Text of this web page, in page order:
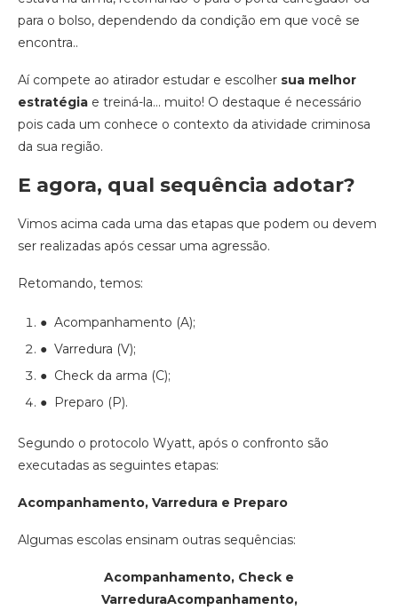
para o bolso, dependendo da condição em que você se
encontra..
Aí compete ao atirador estudar e escolher ​ sua melhor
estratégia ​ e treiná-la… muito! O destaque é necessário
pois cada um conhece o contexto da atividade criminosa
da sua região.
E agora, qual sequência adotar?
Vimos acima cada uma das etapas que podem ou devem
ser realizadas após cessar uma agressão.
Retomando, temos:
● Acompanhamento (A);
● Varredura (V);
● Check da arma (C);
● Preparo (P).
Segundo o protocolo Wyatt, após o confronto são
executadas as seguintes etapas:
Acompanhamento, Varredura e Preparo
Algumas escolas ensinam outras sequências:
Acompanhamento, Check e
VarreduraAcompanhamento,